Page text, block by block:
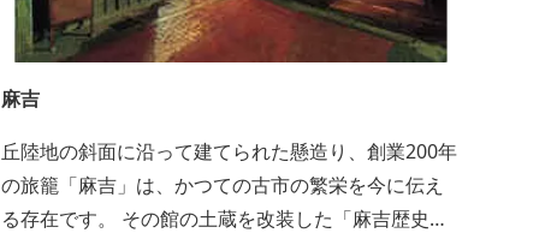
麻吉
丘陸地の斜面に沿って建てられた懸造り、創業200年
の旅籠「麻吉」は、かつての古市の繁栄を今に伝え
る存在です。 その館の土蔵を改装した「麻吉歴史